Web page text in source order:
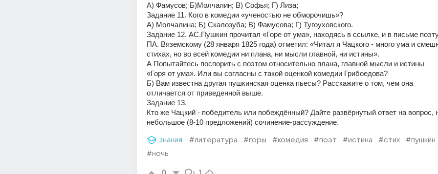
А) Фамусов; Б)Молчалин; В) Софья; Г) Лиза;
Задание 11. Кого в комедии «ученостью не обморочишь»?
А) Молчалина; Б) Скалозуба; В) Фамусова; Г) Тугоуховского.
Задание 12. АС.Пушкин прочитал «Горе от ума», находясь в ссылке, и в письме
ПА. Вяземскому (28 января 1825 года) отметил: «Читал я Чацкого - много ума и
стихах, но во всей комедии ни плана, ни мысли главной, ни истины».
А Попытайтесь поспорить с поэтом относительно плана, главной мысли и истины
«Горя от ума». Или вы согласны с такой оценкой комедии Грибоедова?
Б) Вам известна другая пушкинская оценка пьесы? Расскажите о том, чем она
отличается от приведенной выше.
Задание 13.
Кто же Чацкий - победитель или побеждённый? Дайте развёрнутый ответ на вопрос,
небольшое (8-10 предложений) сочинение-рассуждение.
знания #литература #горы #комедия #поэт #истина #стих #пушкин
#ночь